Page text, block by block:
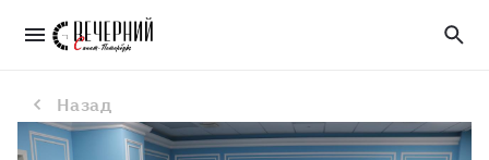
Власти Петербурга хотят приблизить сроки реализации крупных инфраструктурных проектов
Назад